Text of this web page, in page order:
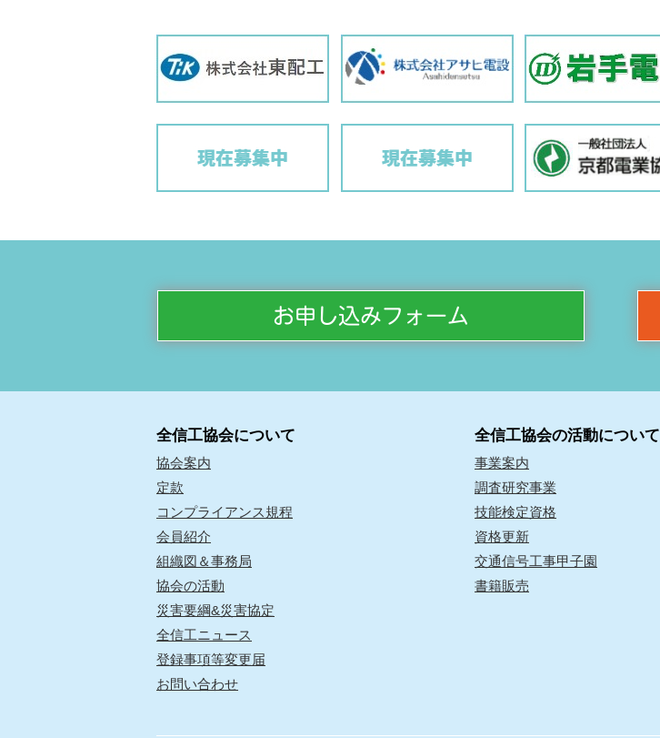
お申し込みフォーム
全信工協会について
協会案内
定款
コンプライアンス規程
会員紹介
組織図＆事務局
協会の活動
災害要綱&災害協定
全信工ニュース
登録事項等変更届
お問い合わせ
全信工協会の活動について
事業案内
調査研究事業
技能検定資格
資格更新
交通信号工事甲子園
書籍販売